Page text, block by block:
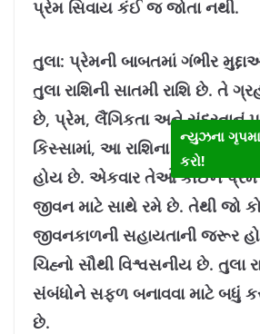
પ્રેમ સિવાય કંઈ જ જોતા નથી.
તુલા: પ્રેમની બાબતમાં ગંભીર
તુલા રાશિની સાતમી રાશિ છે. તે
છે, પ્રેમ, લૈંગિકતા અને સુંદરતાનું
કિસ્સામાં, આ રાશિના લોકો ખૂબ
હોય છે. એકવાર તેઓ કોઈને
જીવન માટે સાથે રમે છે. તેથી જો
જીવનકાળની સહાયતાની જરૂર
ચિહ્નો સૌથી વિશ્વસનીય છે. તુલા
સંબંધોને સફળ બનાવવા માટે બધું
છે.
ન્યુઝના ગૃપમા
કરો!